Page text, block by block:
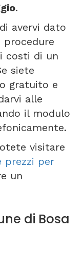
.
avervi dato
costi di un
siete
gratuito e
alle
il modulo
visitare
prezzi per
un
di Bosa